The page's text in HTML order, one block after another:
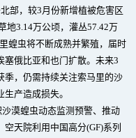
部，较3月份新增植被危害区
地3.14万公顷，灌丛57.42万
蝗虫将不断成熟并繁殖，届时
塞俄比亚和也门扩散。未来3
季，仍需持续关注索马里的沙
产造成损失。
漠蝗虫动态监测预警、推动
天院利用中国高分(GF)系列